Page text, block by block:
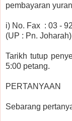
pembayaran
i) No. Fax : 03 -
(UP : Pn. Joharah)
Tarikh tutup
5:00 petang.
PERTANYAAN
Sebarang